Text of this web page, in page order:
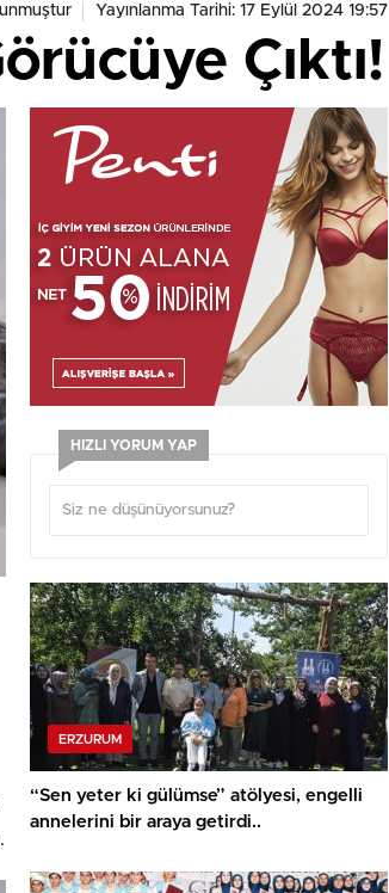
Yayınlanma Tarihi: 17 Eylül 2024 19:57
Çıktı!
HIZLI YORUM YAP
ERZURUM
“Sen yeter ki gülümse” atölyesi, engelli
annelerini bir araya getirdi..